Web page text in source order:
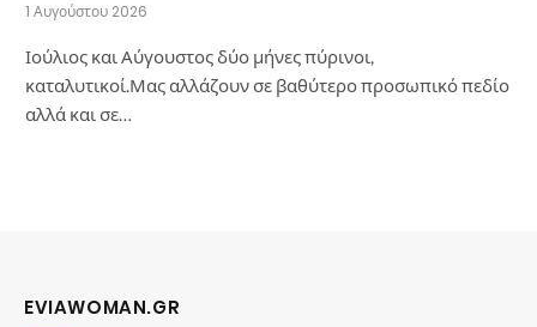
1 Αυγούστου 2026
Ιούλιος και Αύγουστος δύο μήνες πύρινοι,
καταλυτικοί.Μας αλλάζουν σε βαθύτερο προσωπικό πεδίο
αλλά και σε…
EVIAWOMAN.GR